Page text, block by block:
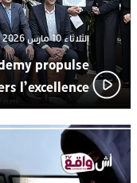
الثلاثاء 10 مارس 2026 - 10:40
propulse
l’excellence